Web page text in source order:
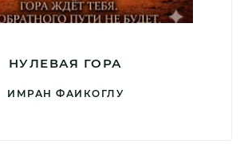
НУЛЕВАЯ ГОРА
ИМРАН ФАИКОГЛУ